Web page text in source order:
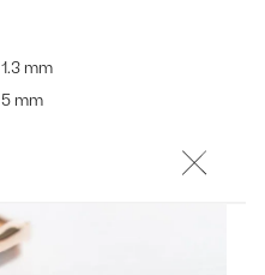
1.3 mm
5 mm
Zapuštěné (flush)
3.89 g